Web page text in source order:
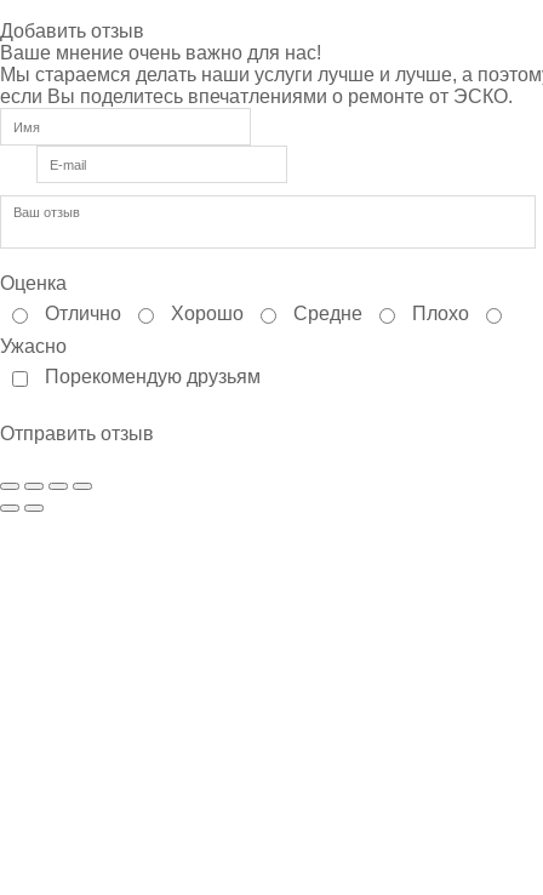
Добавить отзыв
Ваше мнение очень важно для нас!
Мы стараемся делать наши услуги лучше и лучше, а
если Вы поделитесь впечатлениями о ремонте от ЭСКО.
Оценка
Отлично
Хорошо Средне
Плохо
Ужасно
Порекомендую друзьям
Отправить отзыв